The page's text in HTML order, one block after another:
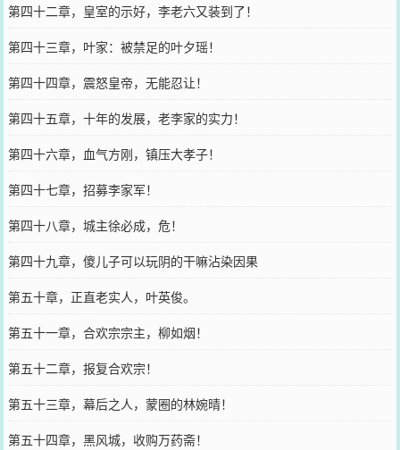
第四十二章，皇室的示好，李老六又装到了！
第四十三章，叶家：被禁足的叶夕瑶！
第四十四章，震怒皇帝，无能忍让！
第四十五章，十年的发展，老李家的实力！
第四十六章，血气方刚，镇压大孝子！
第四十七章，招募李家军！
第四十八章，城主徐必成，危！
第四十九章，傻儿子可以玩阴的干嘛沾染因果
第五十章，正直老实人，叶英俊。
第五十一章，合欢宗宗主，柳如烟！
第五十二章，报复合欢宗！
第五十三章，幕后之人，蒙圈的林婉晴！
第五十四章，黑风城，收购万药斋！